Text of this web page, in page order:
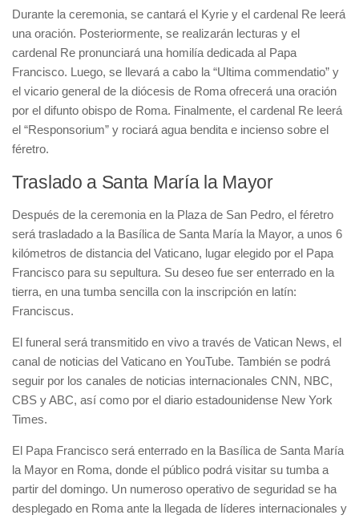
Durante la ceremonia, se cantará el Kyrie y el cardenal Re leerá
una oración. Posteriormente, se realizarán lecturas y el
cardenal Re pronunciará una homilía dedicada al Papa
Francisco. Luego, se llevará a cabo la “Ultima commendatio” y
el vicario general de la diócesis de Roma ofrecerá una oración
por el difunto obispo de Roma. Finalmente, el cardenal Re leerá
el “Responsorium” y rociará agua bendita e incienso sobre el
féretro.
Traslado a Santa María la Mayor
Después de la ceremonia en la Plaza de San Pedro, el féretro
será trasladado a la Basílica de Santa María la Mayor, a unos 6
kilómetros de distancia del Vaticano, lugar elegido por el Papa
Francisco para su sepultura. Su deseo fue ser enterrado en la
tierra, en una tumba sencilla con la inscripción en latín:
Franciscus.
El funeral será transmitido en vivo a través de Vatican News, el
canal de noticias del Vaticano en YouTube. También se podrá
seguir por los canales de noticias internacionales CNN, NBC,
CBS y ABC, así como por el diario estadounidense New York
Times.
El Papa Francisco será enterrado en la Basílica de Santa María
la Mayor en Roma, donde el público podrá visitar su tumba a
partir del domingo. Un numeroso operativo de seguridad se ha
desplegado en Roma ante la llegada de líderes internacionales y